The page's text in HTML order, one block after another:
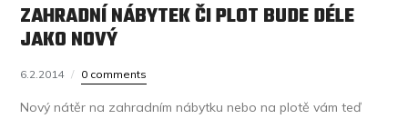
ZAHRADNÍ NÁBYTEK ČI PLOT BUDE DÉLE
JAKO NOVÝ
6.2.2014 0 comments
Nový nátěr na zahradním nábytku nebo na plotě vám teď